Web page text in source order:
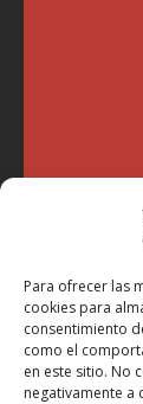
Para ofrecer las
cookies para
consentimiento
como el
en este sitio. No
negativamente a
"Soy Manel
año 2007
participa"
Aviso Legal
Política de